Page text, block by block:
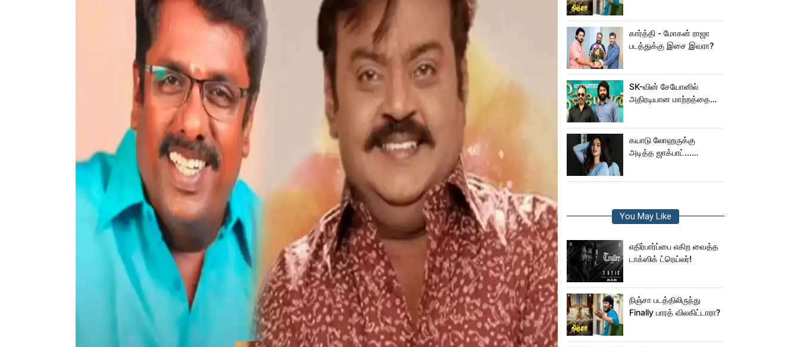
கார்த்தி - மோகன் ராஜா
படத்துக்கு இசை இவரா?
SK-வின் சேயோனில்
அதிரடியான மாற்றத்தை
கயாடு லோஹருக்கு
அடித்த ஜாக்பாட்...
You May Like
எதிர்பார்ப்பை எகிற வைத்த
டாக்ஸிக் ட்ரெய்லர்!
நிஞ்சா படத்திலிருந்து
Finally பாரத் விலகிட்டாரா?